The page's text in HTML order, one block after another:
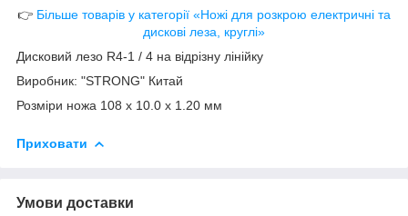
👉 Більше товарів у категорії «Ножі для розкрою електричні та
дискові леза, круглі»
Дисковий лезо R4-1 / 4 на відрізну лінійку
Виробник: "STRONG" Китай
Розміри ножа 108 x 10.0 x 1.20 мм
Приховати
Умови доставки